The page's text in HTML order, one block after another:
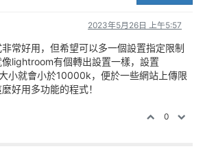
2023年5月26日 上午5:57
常好用，但希望可以多一個設置指定限制
lightroom有個轉出設置一樣，設置
小就會小於10000k，便於一些網站上傳限
好用多功能的程式！
0